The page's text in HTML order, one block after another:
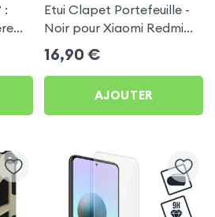
:
Etui Clapet Portefeuille -
Noir pour Xiaomi Redmi
Note 10
16,90 €
AJOUTER